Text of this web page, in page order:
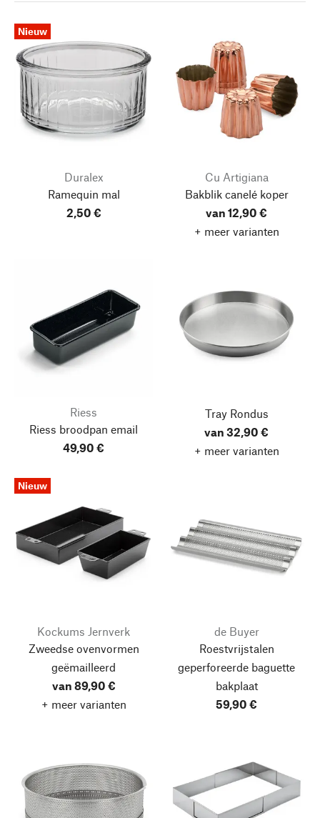
Nieuw
Duralex
Ramequin mal
2,50 €
Cu Artigiana
Bakblik canelé koper
van 12,90 €
+ meer varianten
Riess
Riess broodpan email
49,90 €
Tray Rondus
van 32,90 €
+ meer varianten
Nieuw
Kockums Jernverk
Zweedse ovenvormen
geëmailleerd
van 89,90 €
+ meer varianten
de Buyer
Roestvrijstalen
geperforeerde baguette
bakplaat
59,90 €